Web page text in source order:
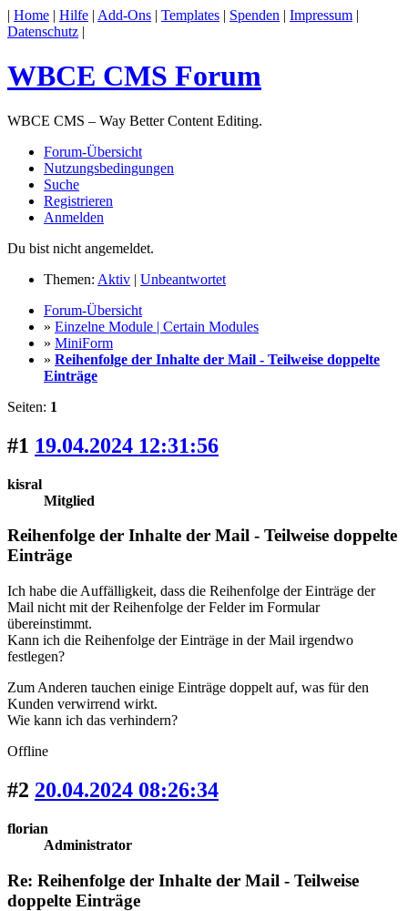
| Home | Hilfe | Add-Ons | Templates | Spenden | Impressum |
Datenschutz |
WBCE CMS Forum
WBCE CMS – Way Better Content Editing.
Forum-Übersicht
Nutzungsbedingungen
Suche
Registrieren
Anmelden
Du bist nicht angemeldet.
Themen: Aktiv | Unbeantwortet
Forum-Übersicht
» Einzelne Module | Certain Modules
» MiniForm
» Reihenfolge der Inhalte der Mail - Teilweise doppelte
Einträge
Seiten: 1
#1 19.04.2024 12:31:56
kisral
Mitglied
Reihenfolge der Inhalte der Mail - Teilweise doppelte
Einträge
Ich habe die Auffälligkeit, dass die Reihenfolge der Einträge der
Mail nicht mit der Reihenfolge der Felder im Formular
übereinstimmt.
Kann ich die Reihenfolge der Einträge in der Mail irgendwo
festlegen?
Zum Anderen tauchen einige Einträge doppelt auf, was für den
Kunden verwirrend wirkt.
Wie kann ich das verhindern?
Offline
#2 20.04.2024 08:26:34
florian
Administrator
Re: Reihenfolge der Inhalte der Mail - Teilweise
doppelte Einträge